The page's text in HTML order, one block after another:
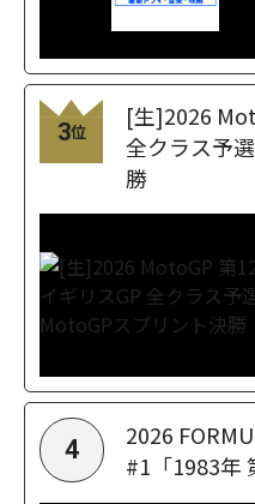
3位
[生]2026
全クラス予
勝
4
2026
#1「1983年